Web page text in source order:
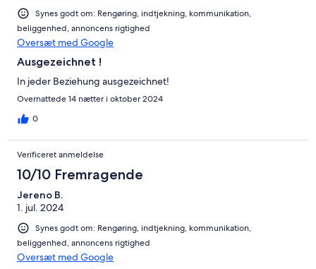
Synes godt om: Rengøring, indtjekning, kommunikation,
beliggenhed, annoncens rigtighed
Oversæt med Google
Ausgezeichnet !
In jeder Beziehung ausgezeichnet!
Overnattede 14 nætter i oktober 2024
0
Verificeret anmeldelse
10/10 Fremragende
Jereno B.
1. jul. 2024
Synes godt om: Rengøring, indtjekning, kommunikation,
beliggenhed, annoncens rigtighed
Oversæt med Google